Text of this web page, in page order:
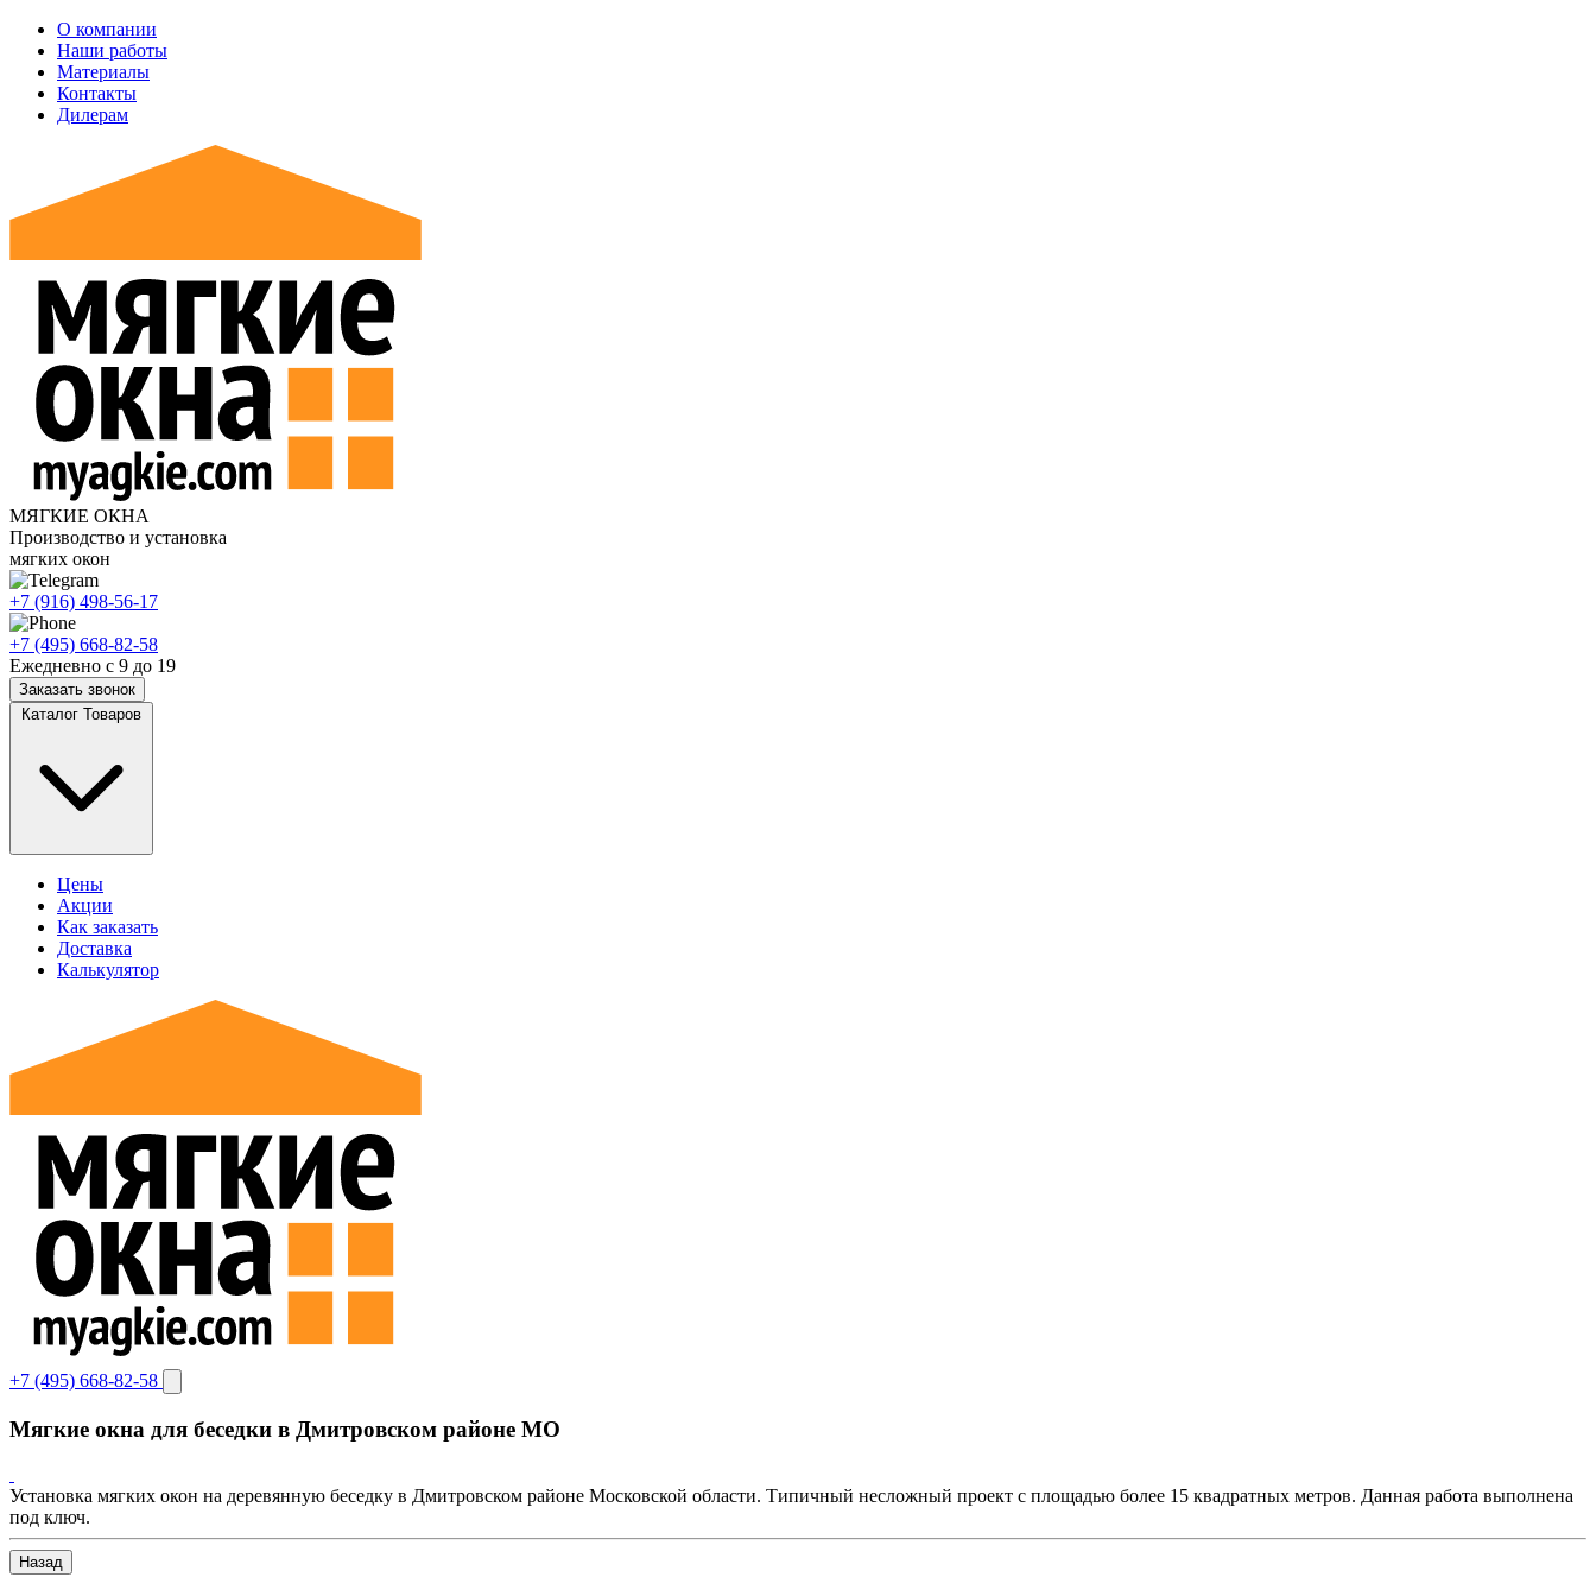
О компании
Наши работы
Материалы
Контакты
Дилерам
МЯГКИЕ ОКНА
Производство и установка
мягких окон
+7 (916) 498-56-17
+7 (495) 668-82-58
Ежедневно с 9 до 19
Заказать звонок
Каталог Товаров
Цены
Акции
Как заказать
Доставка
Калькулятор
+7 (495) 668-82-58
Мягкие окна для беседки в Дмитровском районе МО
Установка мягких окон на деревянную беседку в Дмитровском районе Московской области. Типичный несложный проект с площадью более 15 квадратных метров. Данная работа выполнена
под ключ.
Назад